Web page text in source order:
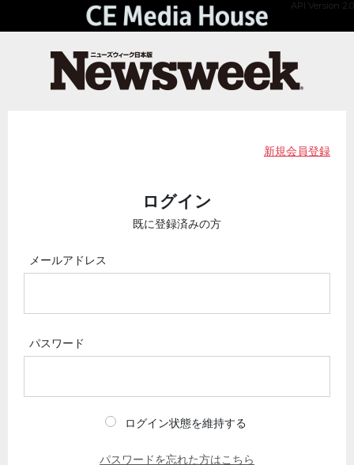
API Version 2.0
新規会員登録
ログイン
既に登録済みの方
メールアドレス
パスワード
ログイン状態を維持する
パスワードを忘れた方はこちら